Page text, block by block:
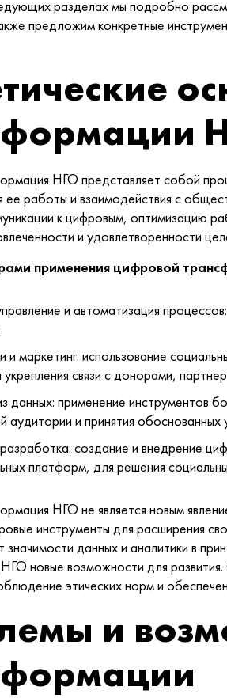
разделах мы подробно
предложим конкретные
НГО представляет собой
ее работы и взаимодействия с
к цифровым, оптимизацию
и удовлетворенности
применения цифровой
и автоматизация
и маркетинг: использование
связи с донорами,
данных: применение инструментов
аудитории и принятия обоснованных
создание и внедрение
платформ, для решения
НГО не является новым
инструменты для расширения
данных и аналитики в
новые возможности для
этических норм и
и